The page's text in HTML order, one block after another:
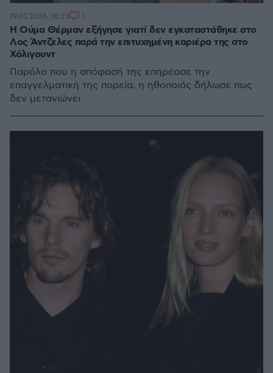
Η Ούμα Θέρμαν εξήγησε γιατί δεν εγκαταστάθηκε στο
Λος Άντζελες παρά την επιτυχημένη καριέρα της στο
Χόλιγουντ
Παρόλο που η απόφασή της επηρέασε την
επαγγελματική της πορεία, η ηθοποιός δήλωσε πως
δεν μετανιώνει
19.03.2026, 18:23 1